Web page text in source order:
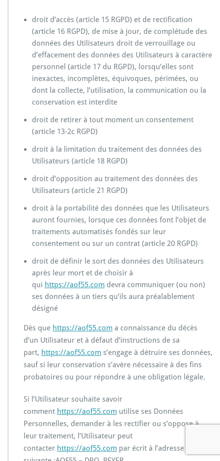
droit d’accès (article 15 RGPD) et de rectification
(article 16 RGPD), de mise à jour, de complétude des
données des Utilisateurs droit de verrouillage ou
d’effacement des données des Utilisateurs à caractère
personnel (article 17 du RGPD), lorsqu’elles sont
inexactes, incomplètes, équivoques, périmées, ou
dont la collecte, l’utilisation, la communication ou la
conservation est interdite
droit de retirer à tout moment un consentement
(article 13-2c RGPD)
droit à la limitation du traitement des données des
Utilisateurs (article 18 RGPD)
droit d’opposition au traitement des données des
Utilisateurs (article 21 RGPD)
droit à la portabilité des données que les Utilisateurs
auront fournies, lorsque ces données font l’objet de
traitements automatisés fondés sur leur
consentement ou sur un contrat (article 20 RGPD)
droit de définir le sort des données des Utilisateurs
après leur mort et de choisir à
qui https://aof55.com devra communiquer (ou non)
ses données à un tiers qu’ils aura préalablement
désigné
Dès que https://aof55.com a connaissance du décès
d’un Utilisateur et à défaut d’instructions de sa
part, https://aof55.com s’engage à détruire ses données,
sauf si leur conservation s’avère nécessaire à des fins
probatoires ou pour répondre à une obligation légale.
Si l’Utilisateur souhaite savoir
comment https://aof55.com utilise ses Données
Personnelles, demander à les rectifier ou s’oppose à
leur traitement, l’Utilisateur peut
contacter https://aof55.com par écrit à l’adresse